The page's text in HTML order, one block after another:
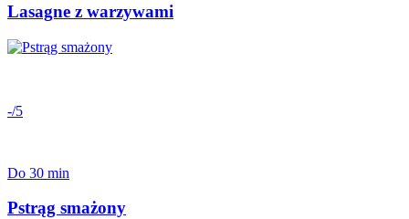
Lasagne z warzywami
-/5
Do 30 min
Pstrąg smażony